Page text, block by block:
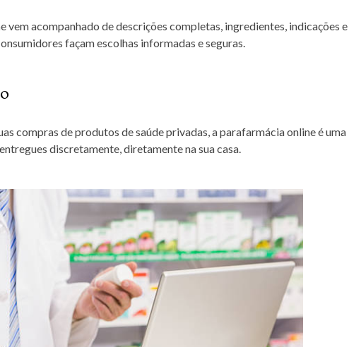
vem acompanhado de descrições completas, ingredientes, indicações e
façam escolhas informadas e seguras.
compras de produtos de saúde privadas, a parafarmácia online é uma
discretamente, diretamente na sua casa.